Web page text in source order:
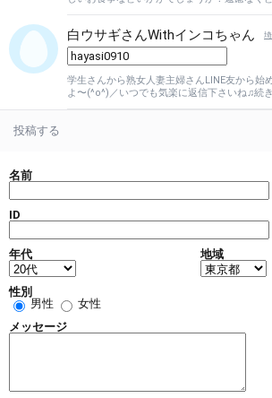
白ウサギさんWithインコちゃん
学生さんから熟女人妻主婦さんLINE友から始
よ〜(^o^)／いつでも気楽に返信下さいね♫続
投稿する
名前
ID
年代 地域
性別
男性
女性
メッセージ